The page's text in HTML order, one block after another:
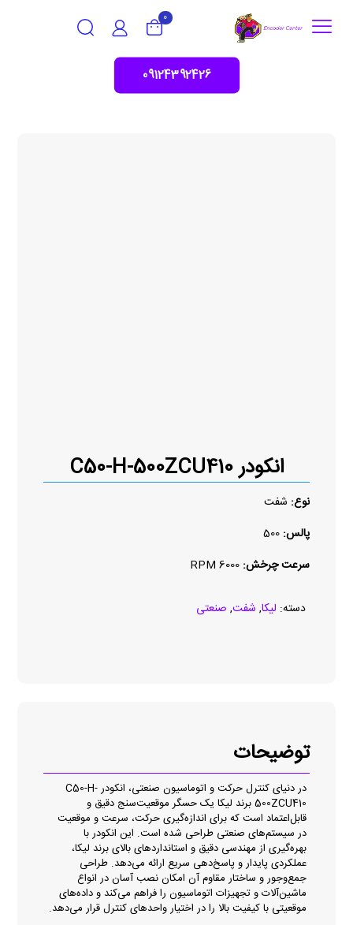
0
09124392426
انکودر C50-H-500ZCU410
نوع: شفت
پالس: 500
سرعت چرخش: 6000 RPM
دسته: لیکا, شفت, صنعتی
توضیحات
در دنیای کنترل حرکت و اتوماسیون صنعتی، انکودر C50-H-
500ZCU410 برند لیکا یک حسگر موقعیت‌سنج دقیق و
قابل‌اعتماد است که برای اندازه‌گیری حرکت، سرعت و موقعیت
در سیستم‌های صنعتی طراحی شده است. این انکودر با
بهره‌گیری از مهندسی دقیق و استانداردهای بالای برند لیکا،
عملکردی پایدار و پاسخ‌دهی سریع ارائه می‌دهد. طراحی
جمع‌وجور و ساختار مقاوم آن امکان نصب آسان در انواع
ماشین‌آلات و تجهیزات اتوماسیون را فراهم می‌کند و داده‌های
موقعیتی با کیفیت بالا را در اختیار واحدهای کنترل قرار می‌دهد.